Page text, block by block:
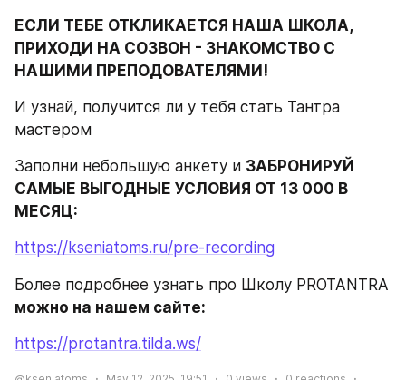
ЕСЛИ ТЕБЕ ОТКЛИКАЕТСЯ НАША ШКОЛА,
ПРИХОДИ НА СОЗВОН - ЗНАКОМСТВО С
НАШИМИ ПРЕПОДОВАТЕЛЯМИ!
И узнай, получится ли у тебя стать Тантра
мастером
Заполни небольшую анкету и ЗАБРОНИРУЙ
САМЫЕ ВЫГОДНЫЕ УСЛОВИЯ ОТ 13 000 В
МЕСЯЦ:
https://kseniatoms.ru/pre-recording
можно на нашем сайте:
https://protantra.tilda.ws/